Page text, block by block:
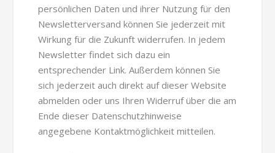
persönlichen Daten und ihrer Nutzung für den
Newsletterversand können Sie jederzeit mit
Wirkung für die Zukunft widerrufen. In jedem
Newsletter findet sich dazu ein
entsprechender Link. Außerdem können Sie
sich jederzeit auch direkt auf dieser Website
abmelden oder uns Ihren Widerruf über die am
Ende dieser Datenschutzhinweise
angegebene Kontaktmöglichkeit mitteilen.